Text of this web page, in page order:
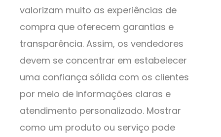
valorizam muito as experiências de
compra que oferecem garantias e
transparência. Assim, os vendedores
devem se concentrar em estabelecer
uma confiança sólida com os clientes
por meio de informações claras e
atendimento personalizado. Mostrar
como um produto ou serviço pode